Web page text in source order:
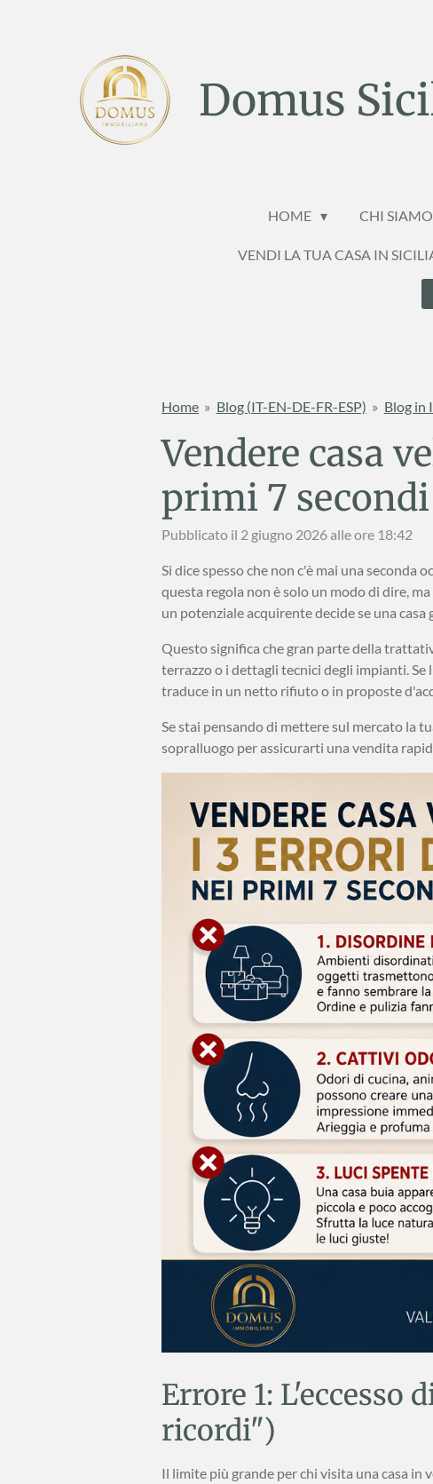
Domus
HOME CHI SIAMO
VENDI LA TUA CASA IN
Home » Blog (IT-EN-DE-FR-ESP) » Blog in
Vendere casa
primi 7
Pubblicato il 2 giugno 2026 alle ore 18:42
Si dice spesso che non c'è mai una
questa regola non è solo un modo di dire,
un potenziale acquirente decide se una casa
Questo significa che gran parte della
terrazzo o i dettagli tecnici degli impianti.
traduce in un netto rifiuto o in proposte
Se stai pensando di mettere sul mercato la
sopralluogo per assicurarti una vendita
Errore 1:
ricordi")
Il limite più grande per chi visita una casa in